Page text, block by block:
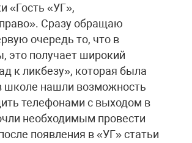
«Гость «УГ»,
Сразу обращаю
очередь то, что в
это получает широкий
к ликбезу», которая была
школе нашли возможность
телефонами с выходом в
необходимым провести
появления в «УГ» статьи